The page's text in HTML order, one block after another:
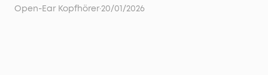
Open-Ear Kopfhörer·20/01/2026